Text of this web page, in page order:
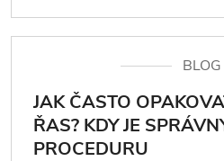
BLOG
JAK ČASTO
ŘAS? KDY JE
PROCEDURU